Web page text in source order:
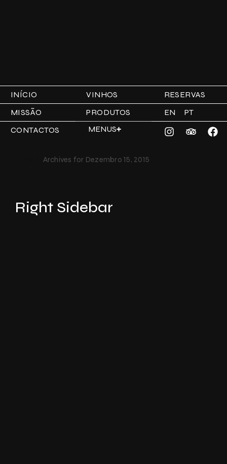
INÍCIO
MISSÃO
CONTACTOS
VINHOS
PRODUTOS
MENUS
RESERVAS
EN
PT
Archives for Dezembro 15, 2015
Right Sidebar